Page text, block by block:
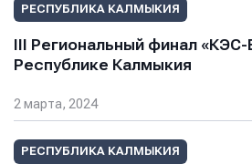
РЕСПУБЛИКА КАЛМЫКИЯ
III Региональный финал
Республике Калмыкия
2 марта, 2024
РЕСПУБЛИКА КАЛМЫКИЯ